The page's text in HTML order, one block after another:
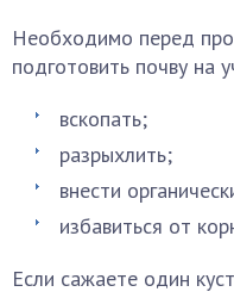
Необходимо перед
подготовить почву на
вскопать;
разрыхлить;
внести
избавиться от
Если сажаете один